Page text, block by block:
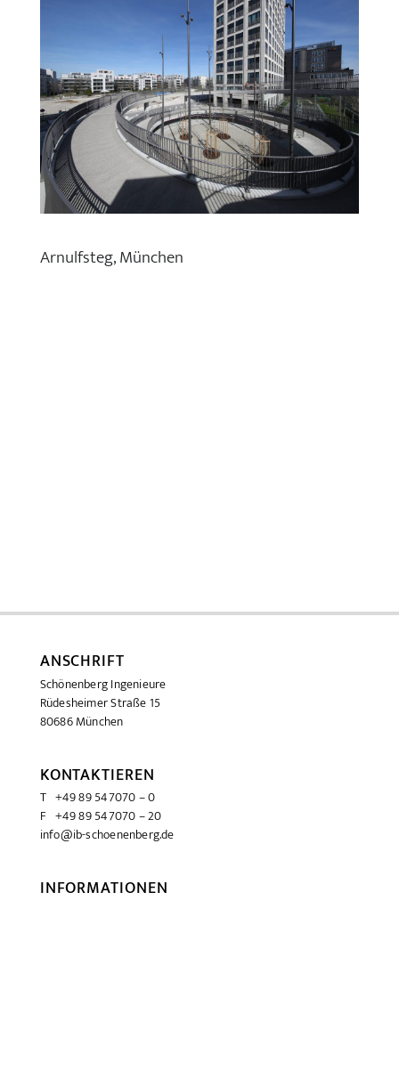
Arnulfsteg, München
ANSCHRIFT
Schönenberg Ingenieure
Rüdesheimer Straße 15
80686 München
KONTAKTIEREN
T +49 89 547070 – 0
F +49 89 547070 – 20
info@ib-schoenenberg.de
INFORMATIONEN